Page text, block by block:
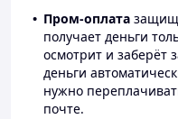
Пром-оплата
получает деньги
осмотрит и заберёт
деньги
нужно
почте.